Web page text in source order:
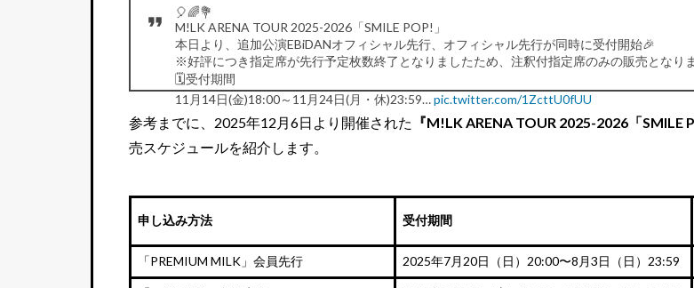
🎈🌈💐
M!LK ARENA TOUR 2025-2026「SMILE POP!」
本日より、追加公演EBiDANオフィシャル先行、オフィシャル先行が同時に受付開始🎉
※好評につき指定席が先行予定枚数終了となりましたため、注釈付指定席のみの販売となりま
🗓️受付期間
11月14日(金)18:00～11月24日(月・休)23:59…pic.twitter.com/1ZcttU0fUU
— M!LK OFFICIAL (@milk_info)November 14, 2025
参考までに、2025年12月6日より開催された 『M!LK ARENA TOUR 2025-2026「SMILE
売スケジュールを紹介します。
申し込み方法 受付期間
「PREMIUM MILK」会員先行 2025年7月20日（日）20:00〜8月3日（日）23:59